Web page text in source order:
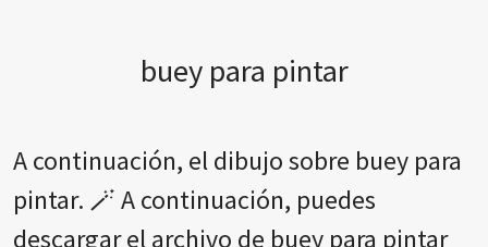
buey para pintar
A continuación, el dibujo sobre buey para
pintar. 🪄 A continuación, puedes
descargar el archivo de buey para pintar